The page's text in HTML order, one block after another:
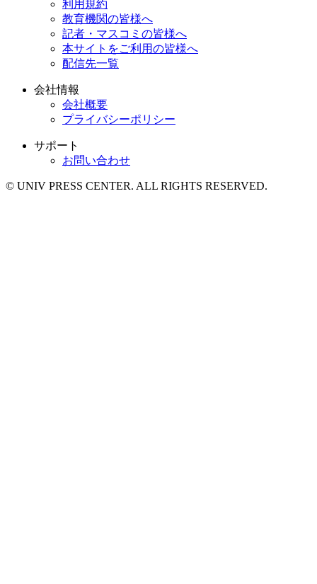
利用規約
教育機関の皆様へ
記者・マスコミの皆様へ
本サイトをご利用の皆様へ
配信先一覧
会社情報
会社概要
プライバシーポリシー
サポート
お問い合わせ
© UNIV PRESS CENTER. ALL RIGHTS RESERVED.